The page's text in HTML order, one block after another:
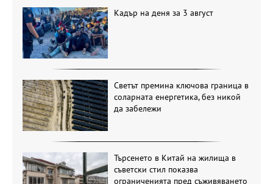
Кадър на деня за 3 август
Светът премина ключова граница в
соларната енергетика, без никой
да забележи
Търсенето в Китай на жилища в
съветски стил показва
ограниченията пред съживяването